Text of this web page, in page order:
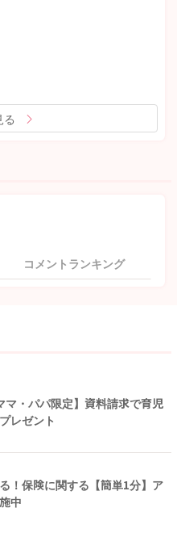
る
コメントランキング
マ・パパ限定】資料請求で育児
レゼント
！保険に関する【簡単1分】ア
中